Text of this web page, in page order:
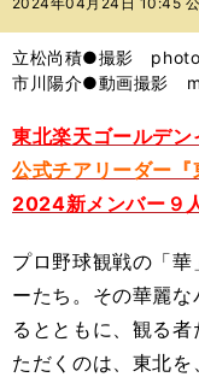
ー
バ
立松尚積●撮影
市川陽介●動画撮影
東北楽天ゴールデン
公式チアリーダー『
2024新メンバー９
プロ野球観戦の「
ーたち。その華麗
るとともに、観る
ただくのは、東北